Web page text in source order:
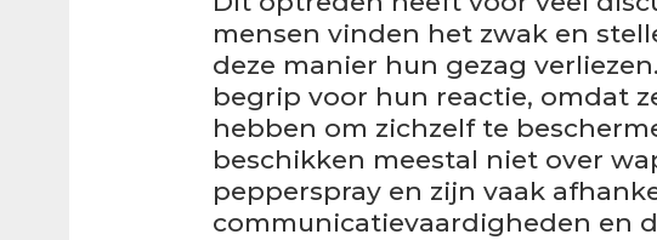
mensen vinden het zwak en
deze manier hun gezag
begrip voor hun reactie, omdat
hebben om zichzelf te
beschikken meestal niet over
pepperspray en zijn vaak
communicatievaardigheden en